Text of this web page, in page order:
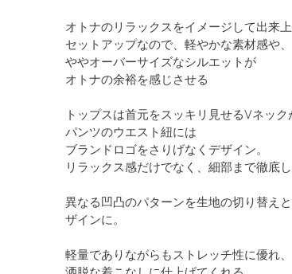
オトナのリラックスをイメージして出来
セットアップなので、軽やかな素材感や、
ややオーバーサイズなシルエットが
オトナの余裕を感じさせる
トップスは首元をスッキリ見せるVネック
パンツのウエスト紐には
ブランドロゴをさりげなくデザイン。
リラックス感だけでなく、細部まで徹底
異なる凹凸のパターンを生地の切り替え
ザインに。
軽量でありながらもストレッチ性に優れ、